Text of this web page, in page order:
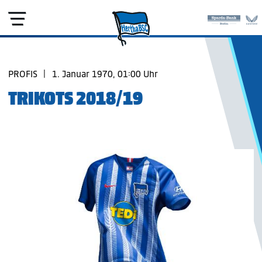
PROFIS 1. Januar 1970, 01:00 Uhr
TRIKOTS 2018/19